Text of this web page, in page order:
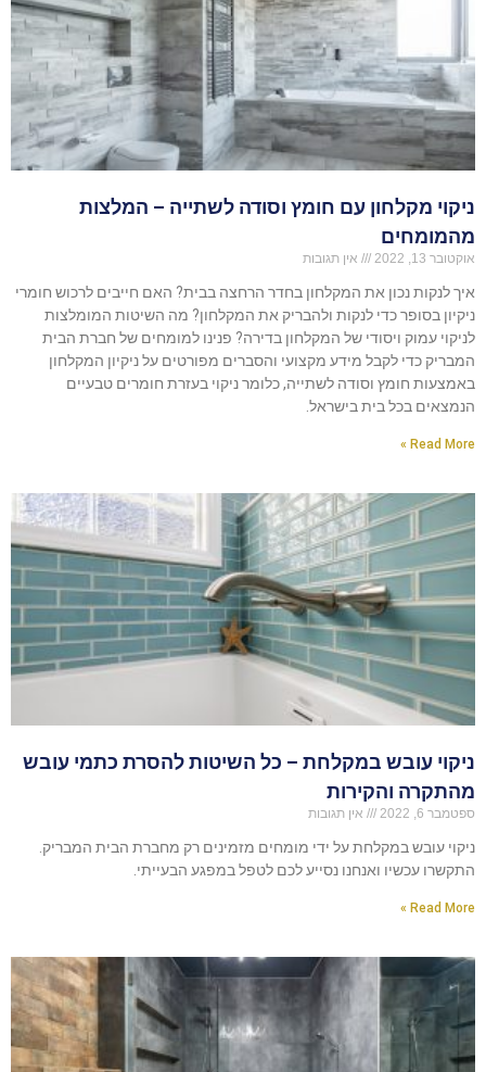
ניקוי מקלחון עם חומץ וסודה לשתייה – המלצות
מהמומחים
אוקטובר 13, 2022 אין תגובות
איך לנקות נכון את המקלחון בחדר הרחצה בבית? האם חייבים לרכוש חומרי
ניקיון בסופר כדי לנקות ולהבריק את המקלחון? מה השיטות המומלצות
לניקוי עמוק ויסודי של המקלחון בדירה? פנינו למומחים של חברת הבית
המבריק כדי לקבל מידע מקצועי והסברים מפורטים על ניקיון המקלחון
באמצעות חומץ וסודה לשתייה, כלומר ניקוי בעזרת חומרים טבעיים
הנמצאים בכל בית בישראל.
Read More »
ניקוי עובש במקלחת – כל השיטות להסרת כתמי עובש
מהתקרה והקירות
ספטמבר 6, 2022 אין תגובות
ניקוי עובש במקלחת על ידי מומחים מזמינים רק מחברת הבית המבריק.
התקשרו עכשיו ואנחנו נסייע לכם לטפל במפגע הבעייתי.
Read More »